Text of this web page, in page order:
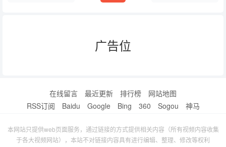
广告位
在线留言 最近更新 排行榜
网站地图
RSS订阅
Baidu Google Bing 360 Sogou 神马
本网站只提供web页面服务，通过链接的方式提供相关内容（所有视频内容收集
于各大视频网站），本站不对链接内容具有进行编辑、整理、修改等权利